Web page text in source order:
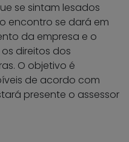
se sintam lesados
encontro se dará em
da empresa e o
direitos dos
O objetivo é
de acordo com
presente o assessor